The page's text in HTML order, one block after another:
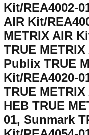
Kit/REA4002-
AIR Kit/
METRIX AIR
TRUE
Publix TRUE
Kit/REA4020-
TRUE
HEB TRUE
01, Sunmark